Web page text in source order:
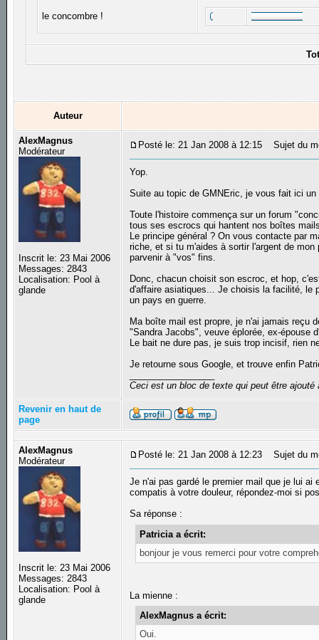
le concombre !
Auteur
AlexMagnus
Modérateur
Inscrit le: 23 Mai 2006
Messages: 2843
Localisation: Pool à
glande
Posté le: 21 Jan 2008 à 12:15 Sujet du
Yop.
Suite au topic de GMNEric, je vous fait ici
Toute l'histoire commença sur un forum
tous ses escrocs qui hantent nos boîtes
Le principe général ? On vous contacte par
riche, et si tu m'aides à sortir l'argent de
parvenir à "vos" fins.
Donc, chacun choisit son escroc, et hop,
d'affaire asiatiques... Je choisis la facilité, le
un pays en guerre.
Ma boîte mail est propre, je n'ai jamais reçu
"Sandra Jacobs", veuve éplorée, ex-épouse
Le bait ne dure pas, je suis trop incisif, rien
Je retourne sous Google, et trouve enfin
Ceci est un bloc de texte qui peut être
Revenir en haut de
page
AlexMagnus
Modérateur
Inscrit le: 23 Mai 2006
Messages: 2843
Localisation: Pool à
glande
Posté le: 21 Jan 2008 à 12:23 Sujet du
Je n'ai pas gardé le premier mail que je lui
compatis à votre douleur, répondez-moi si
Sa réponse :
Patricia a écrit:
bonjour je vous remerci pour votre
La mienne :
AlexMagnus a écrit:
Oui.